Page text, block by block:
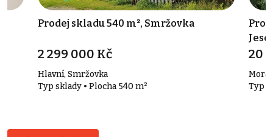
Prodej skladu 540 m², Smržovka
2 299 000 Kč
Hlavní, Smržovka
Typ sklady • Plocha 540 m²
20
Typ